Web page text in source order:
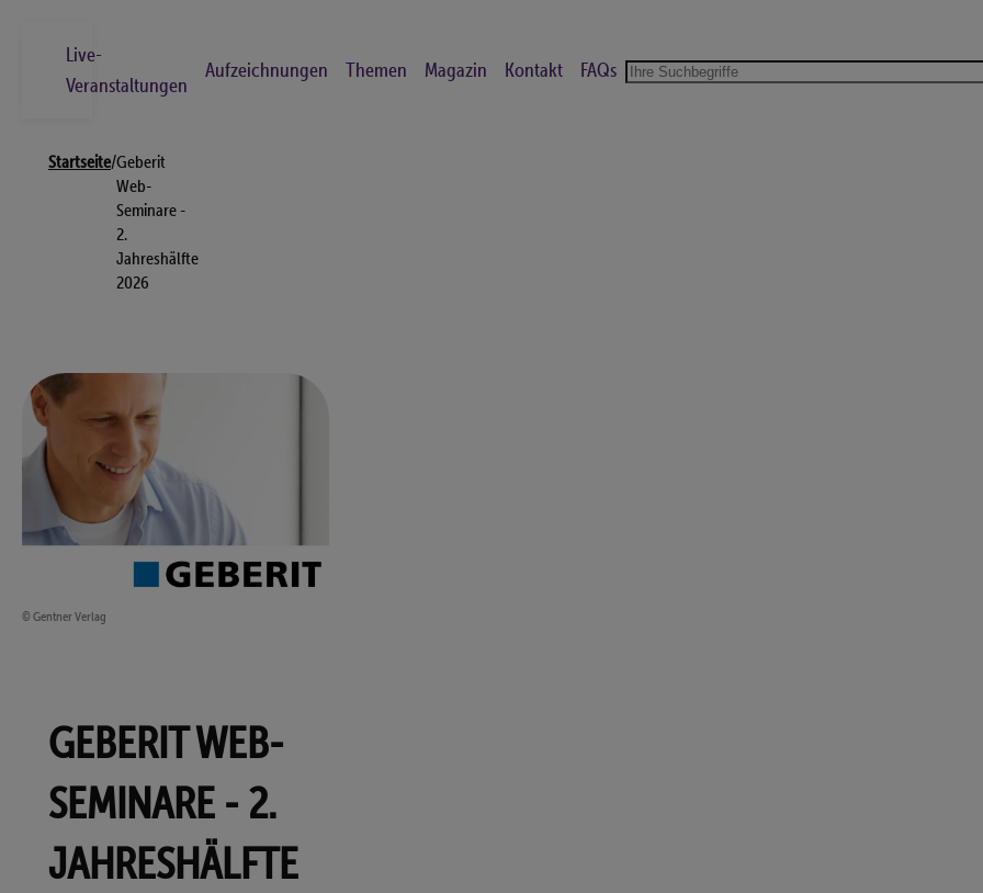
Live-
Veranstaltungen
Aufzeichnungen Themen Magazin Kontakt FAQs Suche
Startseite/Geberit
Web-
Seminare -
2.
Jahreshälfte
2026
© Gentner Verlag
GEBERIT WEB-
SEMINARE - 2.
JAHRESHÄLFTE
Los
Live-Veranstaltungen
Aufzeichnungen
Magazin
Kontakt